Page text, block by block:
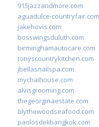
915jazzandmore.com
aguadulce-countryfair.com
jakehovis.com
bosswingsduluth.com
birminghamautocare.com
tonyscountrykitchen.com
jbellasnailspa.com
mychaihouse.com
alvisgrooming.com
thegeorginaestate.com
blythewoodseafood.com
paolosdelibangkok.com